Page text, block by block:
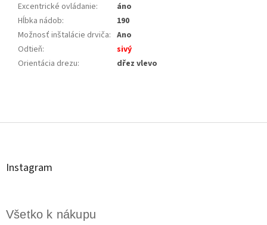
Excentrické ovládanie:
áno
Hĺbka nádob:
190
Možnosť inštalácie drviča: Ano
Odtieň:
sivý
Orientácia drezu: dřez vlevo
á
Instagram
Všetko k nákupu